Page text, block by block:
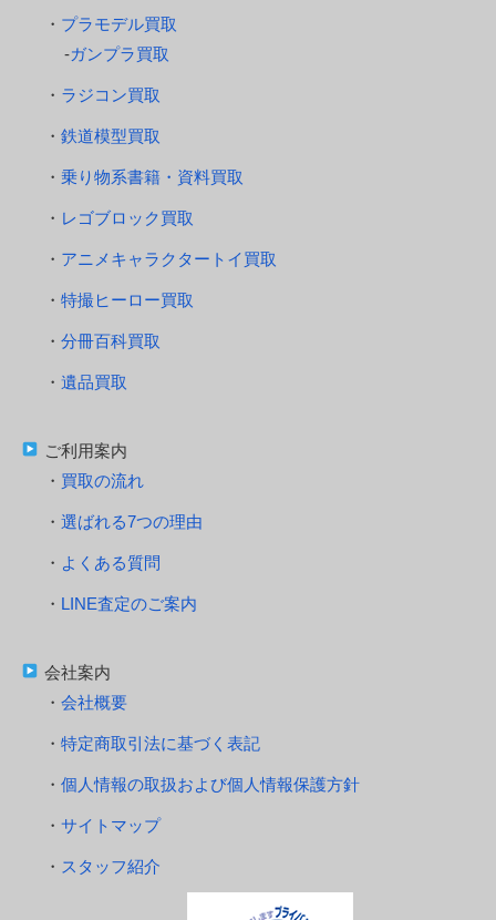
プラモデル買取
ガンプラ買取
ラジコン買取
鉄道模型買取
乗り物系書籍・資料買取
レゴブロック買取
アニメキャラクタートイ買取
特撮ヒーロー買取
分冊百科買取
遺品買取
ご利用案内
買取の流れ
選ばれる7つの理由
よくある質問
LINE査定のご案内
会社案内
会社概要
特定商取引法に基づく表記
個人情報の取扱および個人情報保護方針
サイトマップ
スタッフ紹介